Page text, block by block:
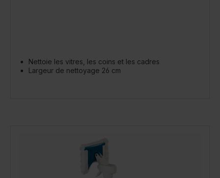
Nettoie les vitres, les coins et les cadres
Largeur de nettoyage 26 cm